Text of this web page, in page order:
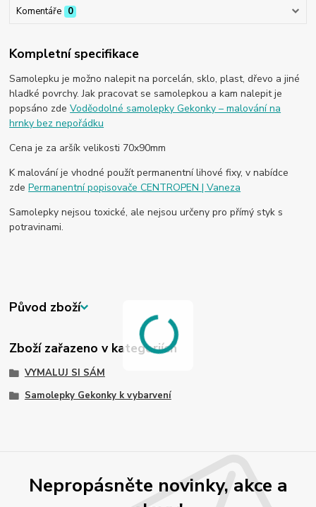
Komentáře 0
Kompletní specifikace
Samolepku je možno nalepit na porcelán, sklo, plast, dřevo a jiné
hladké povrchy. Jak pracovat se samolepkou a kam nalepit je
popsáno zdeVoděodolné samolepky Gekonky – malování na
hrnky bez nepořádku
Cena je za aršík velikosti 70x90mm
K malování je vhodné použít permanentní lihové fixy, v nabídce
zdePermanentní popisovače CENTROPEN | Vaneza
Samolepky nejsou toxické, ale nejsou určeny pro přímý styk s
potravinami.
Původ zboží
Zboží zařazeno v kategoriích
VYMALUJ SI SÁM
Samolepky Gekonky k vybarvení
Nepropásněte novinky, akce a